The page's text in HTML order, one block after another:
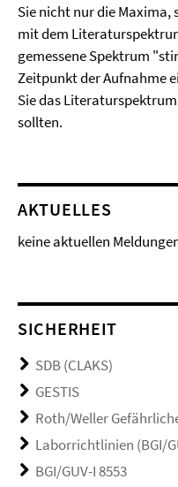
Sie nicht nur die Maxima,
mit dem
gemessene Spektrum
Zeitpunkt der Aufnahme
Sie das
sollten.
AKTUELLES
keine aktuellen
SICHERHEIT
SDB (CLAKS)
GESTIS
Roth/Weller
Laborrichtlinien (BGI/
BGI/GUV-I 8553